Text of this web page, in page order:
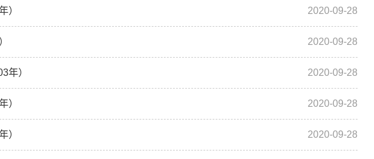
） 2020-09-28
2020-09-28
年） 2020-09-28
） 2020-09-28
） 2020-09-28